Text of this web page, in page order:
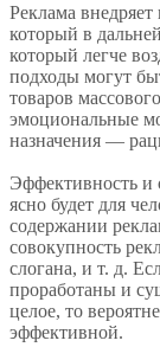
Реклама
который в
который легче
подходы могут
товаров
эмоциональные
назначения —
Эффективность и
ясно будет для
содержании
совокупность
слогана, и т. д.
проработаны и
целое, то
эффективной.